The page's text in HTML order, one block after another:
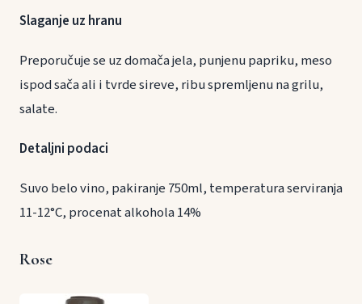
Slaganje uz hranu
Preporučuje se uz domača jela, punjenu papriku, meso
ispod sača ali i tvrde sireve, ribu spremljenu na grilu,
salate.
Detaljni podaci
Suvo belo vino, pakiranje 750ml, temperatura serviranja
11-12°C, procenat alkohola 14%
Rose